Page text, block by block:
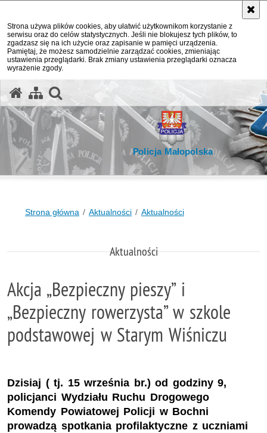
Strona używa plików cookies, aby ułatwić użytkownikom korzystanie z
serwisu oraz do celów statystycznych. Jeśli nie blokujesz tych plików, to
zgadzasz się na ich użycie oraz zapisanie w pamięci urządzenia.
Pamiętaj, że możesz samodzielnie zarządzać cookies, zmieniając
ustawienia przeglądarki. Brak zmiany ustawienia przeglądarki oznacza
wyrażenie zgody.
Policja Małopolska
Strona główna Aktualności Aktualności
Aktualności
Akcja „Bezpieczny pieszy” i
„Bezpieczny rowerzysta” w szkole
podstawowej w Starym Wiśniczu
Dzisiaj ( tj. 15 września br.) od godziny 9,
policjanci Wydziału Ruchu Drogowego
Komendy Powiatowej Policji w Bochni
prowadzą spotkania profilaktyczne z uczniami